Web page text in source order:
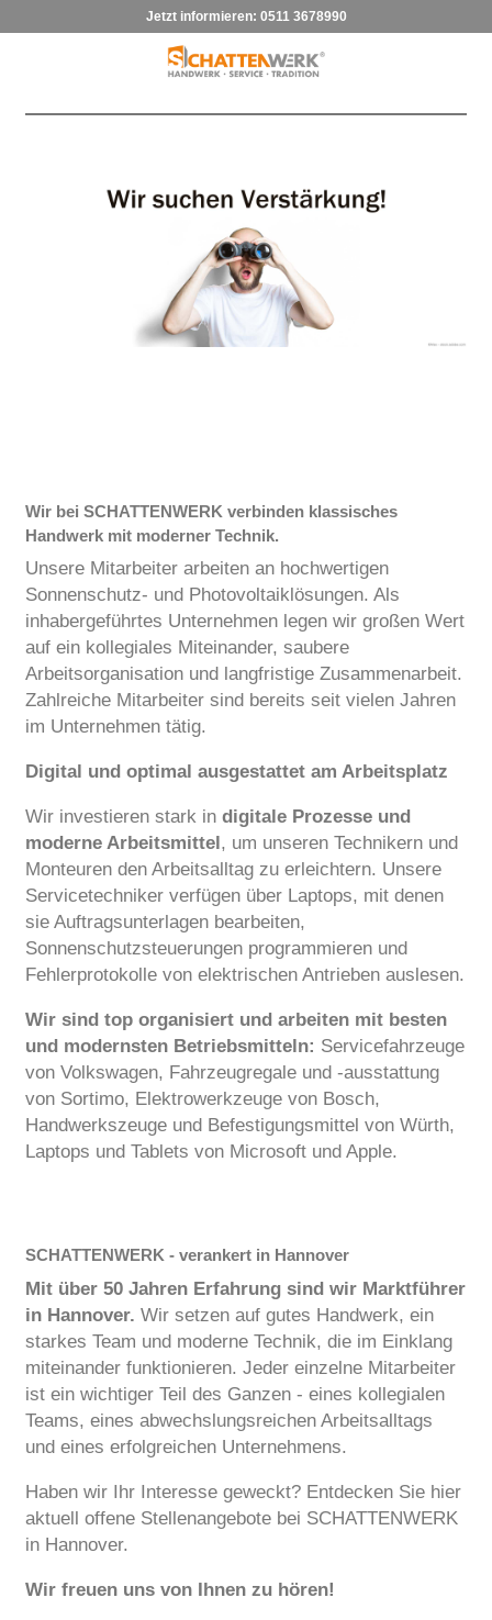
Jetzt informieren: 0511 3678990
Wir bei SCHATTENWERK verbinden klassisches
Handwerk mit moderner Technik.
Unsere Mitarbeiter arbeiten an hochwertigen
Sonnenschutz- und Photovoltaiklösungen. Als
inhabergeführtes Unternehmen legen wir großen Wert
auf ein kollegiales Miteinander, saubere
Arbeitsorganisation und langfristige Zusammenarbeit.
Zahlreiche Mitarbeiter sind bereits seit vielen Jahren
im Unternehmen tätig.
Digital und optimal ausgestattet am Arbeitsplatz
Wir investieren stark indigitale Prozesse und
moderne Arbeitsmittel, um unseren Technikern und
Monteuren den Arbeitsalltag zu erleichtern. Unsere
Servicetechniker verfügen über Laptops, mit denen
sie Auftragsunterlagen bearbeiten,
Sonnenschutzsteuerungen programmieren und
Fehlerprotokolle von elektrischen Antrieben auslesen.
Wir sind top organisiert und arbeiten mit besten
und modernsten Betriebsmitteln: Servicefahrzeuge
von Volkswagen, Fahrzeugregale und -ausstattung
von Sortimo, Elektrowerkzeuge von Bosch,
Handwerkszeuge und Befestigungsmittel von Würth,
Laptops und Tablets von Microsoft und Apple.
SCHATTENWERK - verankert in Hannover
Mit über 50 Jahren Erfahrung sind wir Marktführer
in Hannover. Wir setzen auf gutes Handwerk, ein
starkes Team und moderne Technik, die im Einklang
miteinander funktionieren. Jeder einzelne Mitarbeiter
ist ein wichtiger Teil des Ganzen - eines kollegialen
Teams, eines abwechslungsreichen Arbeitsalltags
und eines erfolgreichen Unternehmens.
Haben wir Ihr Interesse geweckt? Entdecken Sie hier
aktuell offene Stellenangebote bei SCHATTENWERK
in Hannover.
Wir freuen uns von Ihnen zu hören!